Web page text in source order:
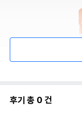
후기 총 0 건